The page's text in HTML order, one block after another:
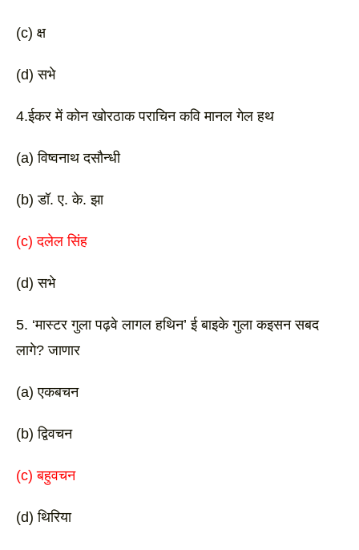
(c) क्ष
(d) सभे
4.ईकर में कोन खोरठाक पराचिन कवि मानल गेल हथ
(a) विष्वनाथ दसौन्धी
(b) डॉ. ए. के. झा
(c) दलेल सिंह
(d) सभे
5. ‘मास्टर गुला पढ़वे लागल हथिन’ ई बाइके गुला कइसन सबद
लागे? जाणार
(a) एकबचन
(b) द्विवचन
(c) बहुवचन
(d) थिरिया